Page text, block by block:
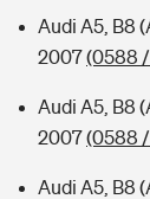
Sie haben
Zur Übersicht
Tools
Kinderunfall-
Audi A5, B8
2007(0588 /
Audi A5, B8
2007(0588 /
Audi A5, B8